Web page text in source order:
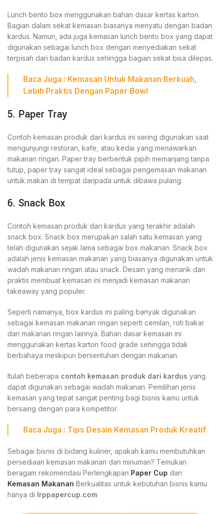
Lunch bento box menggunakan bahan dasar kertas karton.
Bagian dalam sekat kemasan biasanya menyatu dengan badan
kardus. Namun, ada juga kemasan lunch bento box yang dapat
digunakan sebagai lunch box dengan menyediakan sekat
terpisah dari badan kardus sehingga bagian sekat bisa dilepas.
Baca Juga : Kemasan Untuk Makanan Berkuah,
Lebih Praktis Dengan Paper Bowl
5. Paper Tray
Contoh kemasan produk dari kardus ini sering digunakan saat
mengunjungi restoran, kafe, atau kedai yang menawarkan
makanan ringan. Paper tray berbentuk pipih memanjang tanpa
tutup, paper tray sangat ideal sebagai pengemasan makanan
untuk makan di tempat daripada untuk dibawa pulang.
6. Snack Box
Contoh kemasan produk dari kardus yang terakhir adalah
snack box. Snack box merupakan salah satu kemasan yang
telah digunakan sejak lama sebagai box makanan. Snack box
adalah jenis kemasan makanan yang biasanya digunakan untuk
wadah makanan ringan atau snack. Desain yang menarik dan
praktis membuat kemasan ini menjadi kemasan makanan
takeaway yang populer.
Seperti namanya, box kardus ini paling banyak digunakan
sebagai kemasan makanan ringan seperti cemilan, roti bakar
dan makanan ringan lainnya. Bahan dasar kemasan ini
menggunakan kertas karton food grade sehingga tidak
berbahaya meskipun bersentuhan dengan makanan.
Itulah beberapa contoh kemasan produk dari kardus yang
dapat digunakan sebagai wadah makanan. Pemilihan jenis
kemasan yang tepat sangat penting bagi bisnis kamu untuk
bersaing dengan para kompetitor.
Baca Juga : Tips Desain Kemasan Produk Kreatif
Sebagai bisnis di bidang kuliner, apakah kamu membutuhkan
persediaan kemasan makanan dan minuman? Temukan
beragam rekomendasi Perlengkapan Paper Cup dan
Kemasan Makanan Berkualitas untuk kebutuhan bisnis kamu
hanya di Irppapercup.com